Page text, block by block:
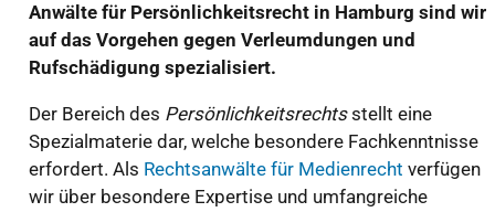
Anwälte für Persönlichkeitsrecht in Hamburg sind wir
auf das Vorgehen gegen Verleumdungen und
Rufschädigung spezialisiert.
Der Bereich des Persönlichkeitsrechtsstellt eine
Spezialmaterie dar, welche besondere Fachkenntnisse
erfordert. Als Rechtsanwälte für Medienrecht verfügen
wir über besondere Expertise und umfangreiche